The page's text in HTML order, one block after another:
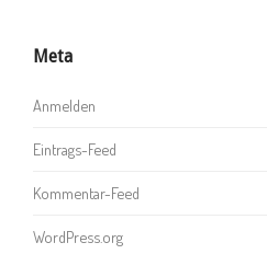
Meta
Anmelden
Eintrags-Feed
Kommentar-Feed
WordPress.org